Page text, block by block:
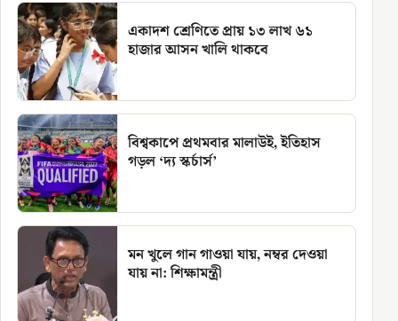
একাদশ শ্রেণিতে প্রায় ১৩ লাখ ৬১
হাজার আসন খালি থাকবে
বিশ্বকাপে প্রথমবার মালাউই, ইতিহাস
গড়ল ‘দ্য স্কর্চার্স’
মন খুলে গান গাওয়া যায়, নম্বর দেওয়া
যায় না: শিক্ষামন্ত্রী